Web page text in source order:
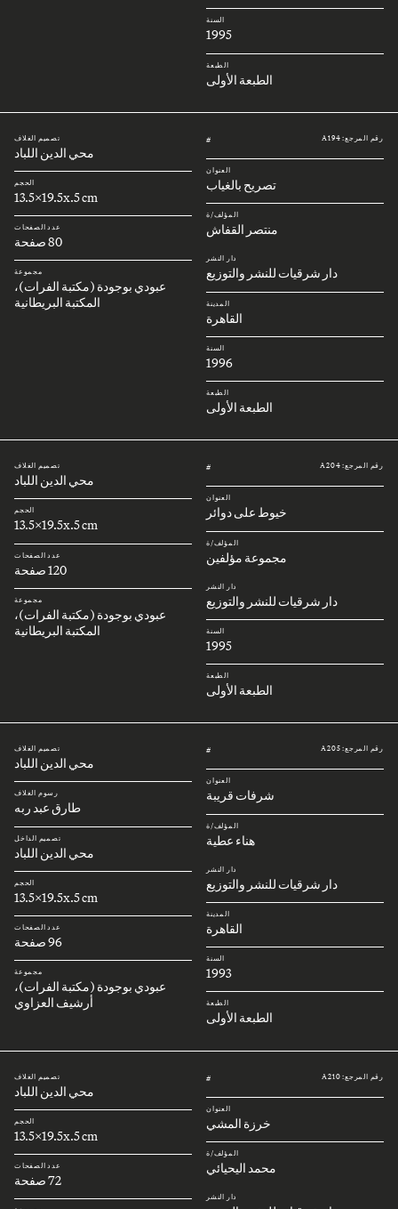
السنة
1995
الطبعة
الطبعة الأولى
رقم المرجع: A194 #
العنوان
تصريح بالغياب
المؤلف/ة
منتصر القفاش
دار النشر
دار شرقيات للنشر والتوزيع
المدينة
القاهرة
السنة
1996
الطبعة
الطبعة الأولى
تصميم الغلاف
محي الدين اللباد
الحجم
13.5x19.5x.5 cm
عدد الصفحات
80 صفحة
مجموعة
عبودي بوجودة (مكتبة الفرات)،
المكتبة البريطانية
رقم المرجع: A204 #
العنوان
خيوط على دوائر
المؤلف/ة
مجموعة مؤلفين
دار النشر
دار شرقيات للنشر والتوزيع
السنة
1995
الطبعة
الطبعة الأولى
تصميم الغلاف
محي الدين اللباد
الحجم
13.5x19.5x.5 cm
عدد الصفحات
120 صفحة
مجموعة
عبودي بوجودة (مكتبة الفرات)،
المكتبة البريطانية
رقم المرجع: A205 #
العنوان
شرفات قريبة
المؤلف/ة
هناء عطية
دار النشر
دار شرقيات للنشر والتوزيع
المدينة
القاهرة
السنة
1993
الطبعة
الطبعة الأولى
تصميم الغلاف
محي الدين اللباد
رسوم الغلاف
طارق عبد ربه
تصميم الداخل
محي الدين اللباد
الحجم
13.5x19.5x.5 cm
عدد الصفحات
96 صفحة
مجموعة
عبودي بوجودة (مكتبة الفرات)،
أرشيف العزاوي
رقم المرجع: A210 #
العنوان
خرزة المشي
المؤلف/ة
محمد اليحيائي
دار النشر
تصميم الغلاف
محي الدين اللباد
الحجم
13.5x19.5x.5 cm
عدد الصفحات
72 صفحة